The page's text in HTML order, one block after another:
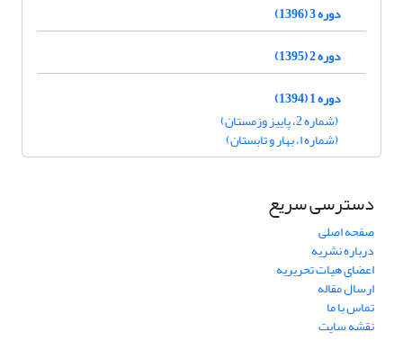
دوره 3 (1396)
دوره 2 (1395)
دوره 1 (1394)
(شماره 2، پاییز وزمستان)
(شماره ا، بهار و تابستان)
دسترسی سریع
صفحه اصلی
درباره نشریه
اعضای هیات تحریریه
ارسال مقاله
تماس با ما
نقشه سایت